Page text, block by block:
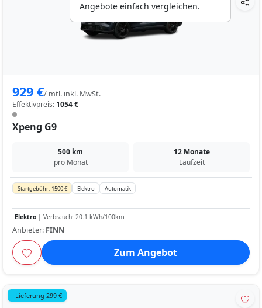
929 €/ mtl. inkl. MwSt.
Effektivpreis: 1054 €
Xpeng G9
500 km
pro Monat
12 Monate
Laufzeit
Startgebühr: 1500 € Elektro Automatik
Elektro | Verbrauch: 20.1 kWh/100km
Anbieter: FINN
Zum Angebot
Lieferung 299 €
Angebote einfach vergleichen.